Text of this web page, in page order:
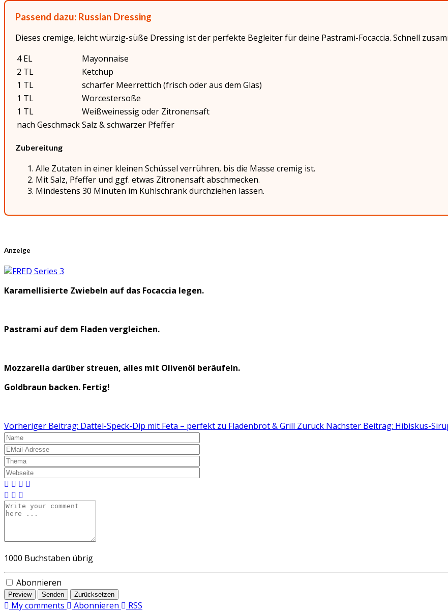
Passend dazu: Russian Dressing
Dieses cremige, leicht würzig-süße Dressing ist der perfekte Begleiter für deine Pastrami-Focaccia. Schnell
4 EL
Mayonnaise
2 TL
Ketchup
1 TL
scharfer Meerrettich (frisch oder aus dem Glas)
1 TL
Worcestersoße
1 TL
Weißweinessig oder Zitronensaft
nach GeschmackSalz & schwarzer Pfeffer
Zubereitung
Alle Zutaten in einer kleinen Schüssel verrühren, bis die Masse cremig ist.
Mit Salz, Pfeffer und ggf. etwas Zitronensaft abschmecken.
Mindestens 30 Minuten im Kühlschrank durchziehen lassen.
Anzeige
Karamellisierte Zwiebeln auf das Focaccia legen.
Pastrami auf dem Fladen vergleichen.
Mozzarella darüber streuen, alles mit Olivenöl beräufeln.
Goldbraun backen. Fertig!
Vorheriger Beitrag: Dattel-Speck-Dip mit Feta – perfekt zu Fladenbrot & Grill Zurück Nächster Beitrag: Hibiskus-
1000 Buchstaben übrig
Abonnieren
Preview Senden Zurücksetzen
My comments Abonnieren
RSS